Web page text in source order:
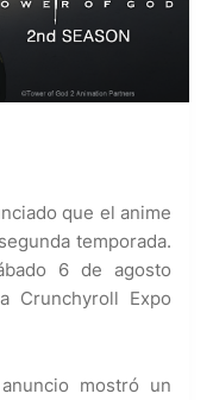
que el anime
temporada.
6 de agosto
Crunchyroll Expo
mostró un